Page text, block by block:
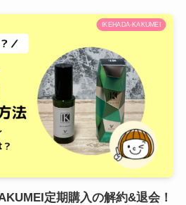
IKEHADA-KAKUMEI
定期購入の解約&退会！